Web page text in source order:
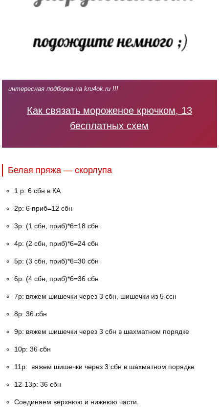
интересная подборка на kru4ok.ru !!!
Как связать мороженое крючком, 13
бесплатных схем
Белая пряжа — скорлупа
1 р: 6 сбн в КА
2р: 6 приб=12 сбн
3р: (1 сбн, приб)*6=18 сбн
4р: (2 сбн, приб)*6=24 сбн
5р: (3 сбн, приб)*6=30 сбн
6р: (4 сбн, приб)*6=36 сбн
7р: вяжем шишечки через 3 сбн, шишечки из 5 ссн
8р: 36 сбн
9р: вяжем шишечки через 3 сбн в шахматном порядке
10р: 36 сбн
11р: вяжем шишечки через 3 сбн в шахматном порядке
12-13р: 36 сбн
Соединяем верхнюю и нижнюю части.